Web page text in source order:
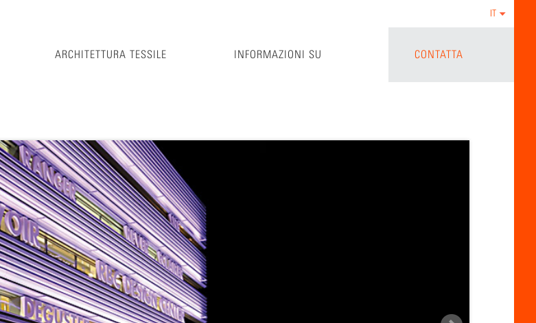
IT
ARCHITETTURA TESSILE INFORMAZIONI SU CONTATTA